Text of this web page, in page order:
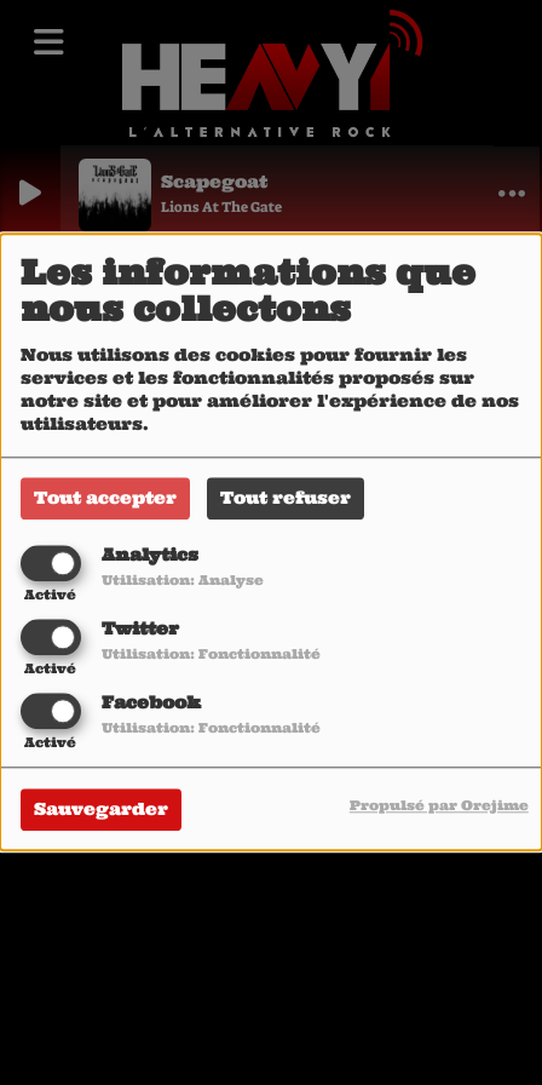
Les informations que
nous collectons
Nous utilisons des cookies pour fournir les
services et les fonctionnalités proposés sur
notre site et pour améliorer l'expérience de nos
utilisateurs.
Tout accepter Tout refuser
Analytics
Activé
Utilisation: Analyse
Twitter
Activé
Utilisation: Fonctionnalité
Facebook
Activé
Utilisation: Fonctionnalité
Sauvegarder Propulsé par Orejime
Scapegoat
Lions At The Gate
Top 5 albums
on Heavy1
DEVIN TOWNSEND
ALBUMS ON
BEHEMOTH : MY
NERGAL ON
HEAVY1